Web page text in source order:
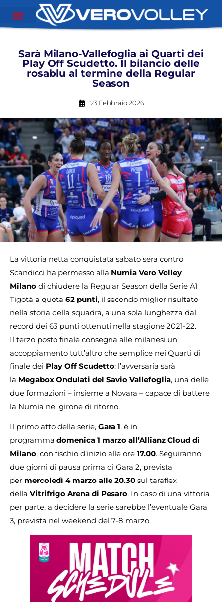
Sarà Milano-Vallefoglia ai Quarti dei
Play Off Scudetto. Il bilancio delle
rosablu al termine della Regular
Season
23 Febbraio 2026
La vittoria netta conquistata sabato sera contro
Scandicci ha permesso alla Numia Vero Volley
Milano di chiudere la Regular Season della Serie A1
Tigotà a quota 62 punti, il secondo miglior risultato
nella storia della squadra, a una sola lunghezza dal
record dei 63 punti ottenuti nella stagione 2021-22.
Il terzo posto finale consegna alle milanesi un
accoppiamento tutt’altro che semplice nei Quarti di
finale dei Play Off Scudetto: l’avversaria sarà
la Megabox Ondulati del Savio Vallefoglia, una delle
due formazioni – insieme a Novara – capace di battere
la Numia nel girone di ritorno.
Il primo atto della serie, Gara 1, è in
programma domenica 1 marzo all’Allianz Cloud di
Milano, con fischio d’inizio alle ore 17.00. Seguiranno
due giorni di pausa prima di Gara 2, prevista
per mercoledì 4 marzo alle 20.30 sul taraflex
della Vitrifrigo Arena di Pesaro. In caso di una vittoria
per parte, a decidere la serie sarebbe l’eventuale Gara
3, prevista nel weekend del 7-8 marzo.